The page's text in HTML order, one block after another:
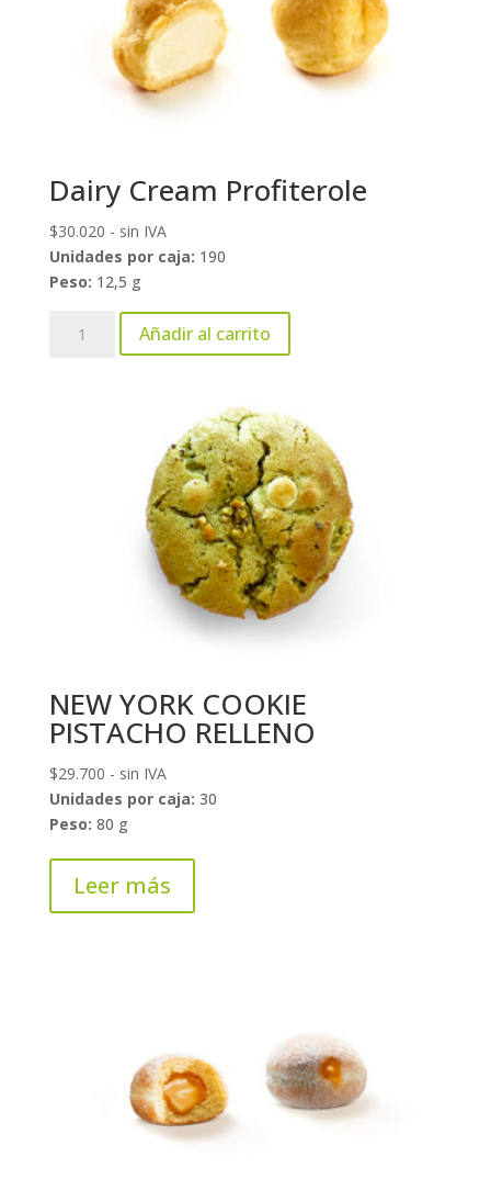
Dairy Cream Profiterole
$30.020 - sin IVA
Unidades por caja: 190
Peso: 12,5 g
Cream
Añadir al carrito
NEW YORK COOKIE
PISTACHO RELLENO
$29.700 - sin IVA
Unidades por caja: 30
Peso: 80 g
Leer más